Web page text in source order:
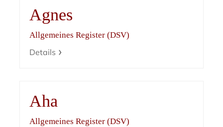
Agnes
Allgemeines Register (DSV)
Details
Aha
Allgemeines Register (DSV)